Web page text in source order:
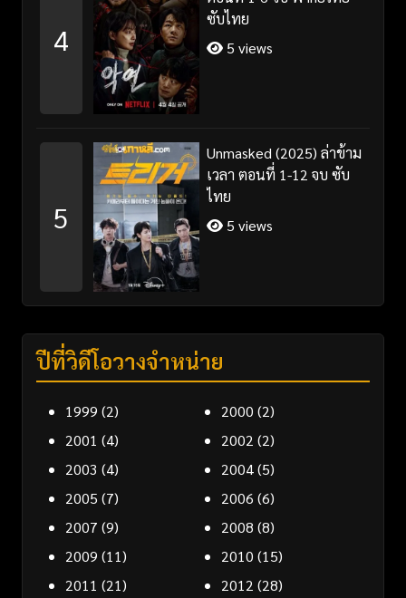
4
ซับไทย
5 views
5
Unmasked (2025) ล่าข้าม
เวลา ตอนที่ 1-12 จบ ซับ
ไทย
5 views
ปีที่วิดีโอวางจำหน่าย
1999 (2) 2000 (2)
2001 (4) 2002 (2)
2003 (4) 2004(5)
2005 (7) 2006 (6)
2007 (9) 2008 (8)
2009 (11) 2010 (15)
2011 (21) 2012 (28)